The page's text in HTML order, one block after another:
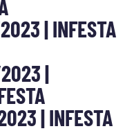
| INFESTA
|
| INFESTA